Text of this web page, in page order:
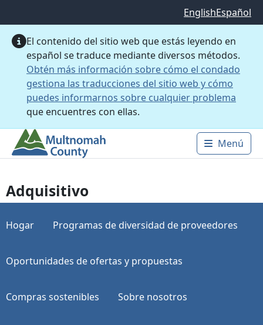
EnglishEspañol
El contenido del sitio web que estás leyendo en
español se traduce mediante diversos métodos.
Obtén más información sobre cómo el condado
gestiona las traducciones del sitio web y cómo
puedes informarnos sobre cualquier problema
que encuentres con ellas.
Main
Menú
Adquisitivo
Hogar Programas de diversidad de proveedores
Oportunidades de ofertas y propuestas
Compras sostenibles Sobre nosotros